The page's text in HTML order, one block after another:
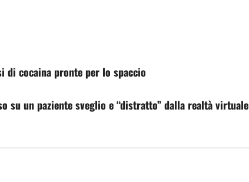
di cocaina pronte per lo spaccio
su un paziente sveglio e “distratto” dalla realtà virtuale